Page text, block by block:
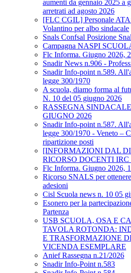
aumenti da gennaio 2025 a
arretrati ad agosto 2026
[FLC CGIL] Personale
Volantino per albo sindacale
Snals Confsal Posizione
Campagna NASPI
Flc Informa. Giugno 2026, 2
Snadir News n.906 -
Snadir Info-point n.589.
legge 300/1970
A scuola, diamo forma al
N. 10 del 05 giugno 2026
RASSEGNA
GIUGNO 2026
Snadir Info-point n.587.
legge 300/1970 - Veneto –
ripartizione posti
[INFORMAZIONI DAL
RICORSO DOCENTI
Flc Informa. Giugno 2026, 1
Ricorso SNALS per
adesioni
Cisl Scuola news n. 10 05
Esonero per la
Partenza
USB SCUOLA, OSA E
TAVOLA ROTONDA:
E TRASFORMAZIONE
VICENDA ESEMPLARE
Anief Rassegna n.21/2026
Snadir Info-Point n.583